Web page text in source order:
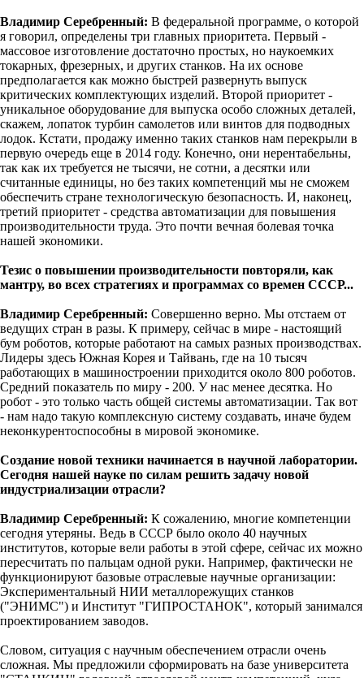
Владимир Серебренный: В федеральной программе, о которой
я говорил, определены три главных приоритета. Первый -
массовое изготовление достаточно простых, но наукоемких
токарных, фрезерных, и других станков. На их основе
предполагается как можно быстрей развернуть выпуск
критических комплектующих изделий. Второй приоритет -
уникальное оборудование для выпуска особо сложных деталей,
скажем, лопаток турбин самолетов или винтов для подводных
лодок. Кстати, продажу именно таких станков нам перекрыли в
первую очередь еще в 2014 году. Конечно, они нерентабельны,
так как их требуется не тысячи, не сотни, а десятки или
считанные единицы, но без таких компетенций мы не сможем
обеспечить стране технологическую безопасность. И, наконец,
третий приоритет - средства автоматизации для повышения
производительности труда. Это почти вечная болевая точка
нашей экономики.
Тезис о повышении производительности повторяли, как
мантру, во всех стратегиях и программах со времен СССР...
Владимир Серебренный: Совершенно верно. Мы отстаем от
ведущих стран в разы. К примеру, сейчас в мире - настоящий
бум роботов, которые работают на самых разных производствах.
Лидеры здесь Южная Корея и Тайвань, где на 10 тысяч
работающих в машиностроении приходится около 800 роботов.
Средний показатель по миру - 200. У нас менее десятка. Но
робот - это только часть общей системы автоматизации. Так вот
- нам надо такую комплексную систему создавать, иначе будем
неконкурентоспособны в мировой экономике.
Создание новой техники начинается в научной лаборатории.
Сегодня нашей науке по силам решить задачу новой
индустриализации отрасли?
Владимир Серебренный: К сожалению, многие компетенции
сегодня утеряны. Ведь в СССР было около 40 научных
институтов, которые вели работы в этой сфере, сейчас их можно
пересчитать по пальцам одной руки. Например, фактически не
функционируют базовые отраслевые научные организации:
Экспериментальный НИИ металлорежущих станков
("ЭНИМС") и Институт "ГИПРОСТАНОК", который занимался
проектированием заводов.
Словом, ситуация с научным обеспечением отрасли очень
сложная. Мы предложили сформировать на базе университета